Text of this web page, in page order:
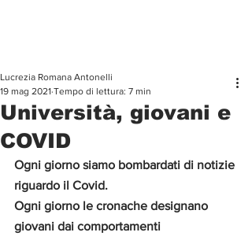
Università, giovani e
COVID
Lucrezia Romana Antonelli
19 mag 2021 Tempo di lettura: 7 min
Ogni giorno siamo bombardati di notizie
riguardo il Covid.
Ogni giorno le cronache designano
giovani dai comportamenti